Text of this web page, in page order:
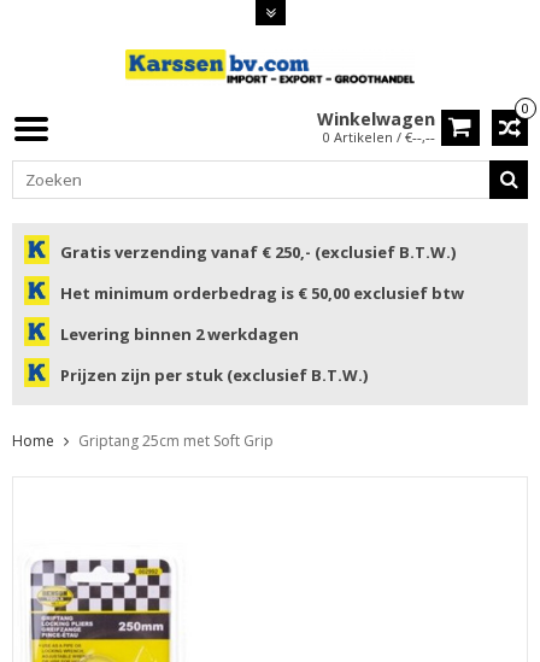
0
Winkelwagen
0 Artikelen / €--,--
Gratis verzending vanaf € 250,- (exclusief B.T.W.)
Het minimum orderbedrag is € 50,00 exclusief btw
Levering binnen 2 werkdagen
Prijzen zijn per stuk (exclusief B.T.W.)
Home Griptang 25cm met Soft Grip